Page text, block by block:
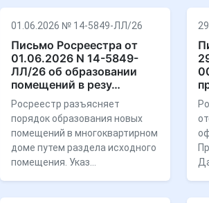
01.06.2026 № 14-5849-ЛЛ/26
Письмо Росреестра от
01.06.2026 N 14-5849-
ЛЛ/26 об образовании
помещений в резу…
Росреестр разъясняет
порядок образования новых
помещений в многоквартирном
доме путем раздела исходного
помещения. Указ…